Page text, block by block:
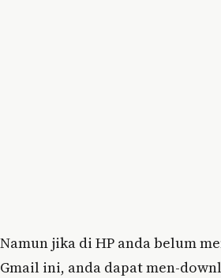
Namun jika di HP anda belum
Gmail ini, anda dapat men-